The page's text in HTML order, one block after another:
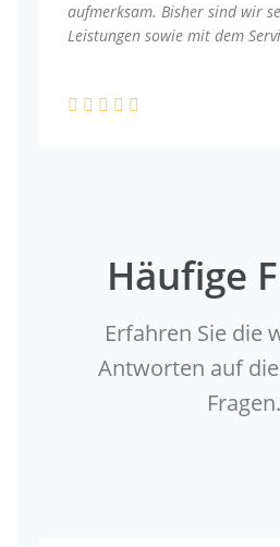
aufmerksam. Bisher sind wir
Leistungen sowie mit dem
Häufige
Erfahren Sie die
Antworten auf
Fragen.